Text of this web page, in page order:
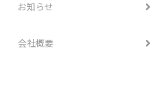
お知らせ
会社概要